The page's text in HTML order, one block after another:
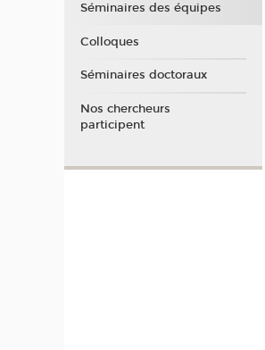
Séminaires des équipes
Colloques
Séminaires doctoraux
Nos chercheurs
participent